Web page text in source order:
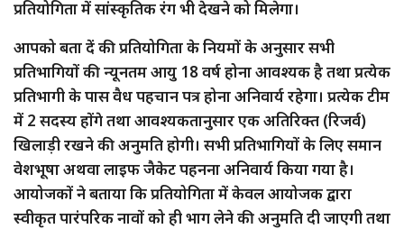
प्रतियोगिता में सांस्कृतिक रंग भी देखने को मिलेगा।
आपको बता दें की प्रतियोगिता के नियमों के अनुसार सभी
प्रतिभागियों की न्यूनतम आयु 18 वर्ष होना आवश्यक है तथा प्रत्येक
प्रतिभागी के पास वैध पहचान पत्र होना अनिवार्य रहेगा। प्रत्येक टीम
में 2 सदस्य होंगे तथा आवश्यकतानुसार एक अतिरिक्त (रिजर्व)
खिलाड़ी रखने की अनुमति होगी। सभी प्रतिभागियों के लिए समान
वेशभूषा अथवा लाइफ जैकेट पहनना अनिवार्य किया गया है।
आयोजकों ने बताया कि प्रतियोगिता में केवल आयोजक द्वारा
स्वीकृत पारंपरिक नावों को ही भाग लेने की अनुमति दी जाएगी तथा